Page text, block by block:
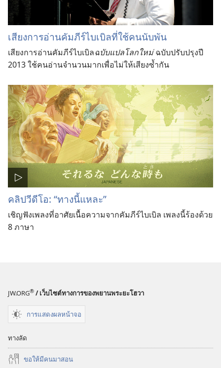
เสียงการอ่านคัมภีร์ไบเบิลที่ใช้คนนับพัน
เสียงการอ่านคัมภีร์ไบเบิลฉบับแปลโลกใหม่ฉบับปรับปรุงปี
2013 ใช้คนอ่านจำนวนมากเพื่อไม่ให้เสียงซ้ำกัน
คลิปวีดีโอ: “ทางนี้แหละ”
เชิญฟังเพลงที่อาศัยเนื้อความจากคัมภีร์ไบเบิล เพลงนี้ร้องด้วย
8 ภาษา
JW.ORG® / เว็บไซต์ทางการของพยานพระยะโฮวา
การแสดงผลหน้าจอ
ทางลัด
ขอ​ให้​มี​คน​มา​สอน